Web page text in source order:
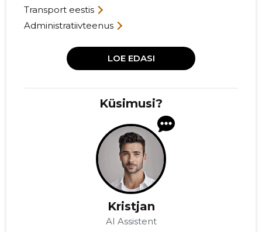
Transport eestis
Administratiivteenus
LOE EDASI
Küsimusi?
Kristjan
AI Assistent